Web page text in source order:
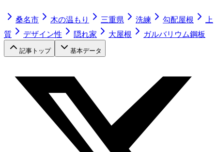
桑名市 木の温もり 三重県 洗練 勾配屋根
上
質
デザイン性 隠れ家 大屋根 ガルバリウム鋼板
記事トップ 基本データ